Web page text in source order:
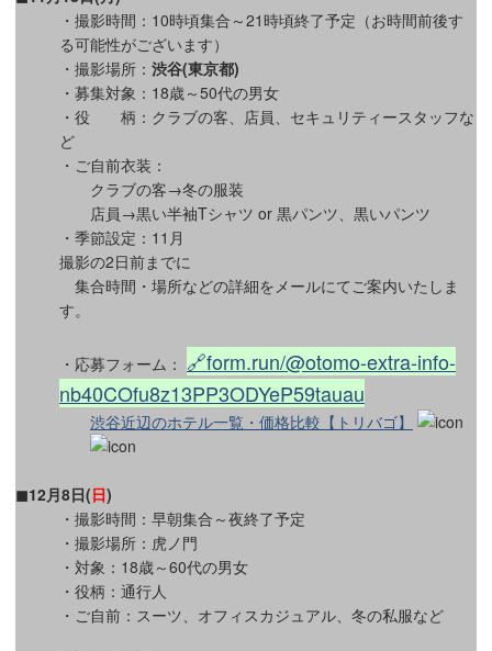
・撮影時間：10時頃集合～21時頃終了予定（お時間前後す
る可能性がございます）
・撮影場所： 渋谷(東京都)
・募集対象：18歳～50代の男女
・役 柄：クラブの客、店員、セキュリティースタッフな
ど
・ご自前衣装：
クラブの客→冬の服装
店員→黒い半袖Tシャツ or 黒パンツ、黒いパンツ
・季節設定：11月
撮影の2日前までに
集合時間・場所などの詳細をメールにてご案内いたしま
す。
・応募フォーム： 🔗form.run/@otomo-extra-info-
nb40COfu8z13PP3ODYeP59tauau
渋谷近辺のホテル一覧・価格比較【トリバゴ】
◼12月8日(日)
・撮影時間：早朝集合～夜終了予定
・撮影場所：虎ノ門
・対象：18歳～60代の男女
・役柄：通行人
・ご自前：スーツ、オフィスカジュアル、冬の私服など